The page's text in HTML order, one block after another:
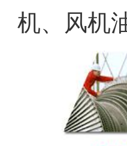
机、风机